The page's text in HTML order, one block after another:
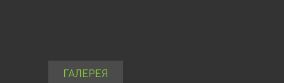
ГАЛЕРЕЯ